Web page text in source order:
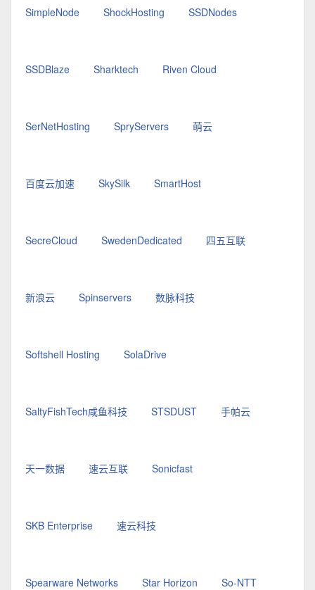
SimpleNode ShockHosting SSDNodes
SSDBlaze Sharktech Riven Cloud
SerNetHosting SpryServers 萌云
百度云加速 SkySilk SmartHost
SecreCloud SwedenDedicated 四五互联
新浪云 Spinservers 数脉科技
Softshell Hosting SolaDrive
SaltyFishTech咸鱼科技 STSDUST 手帕云
天一数据 速云互联 Sonicfast
SKB Enterprise 速云科技
Spearware Networks Star Horizon So-NTT